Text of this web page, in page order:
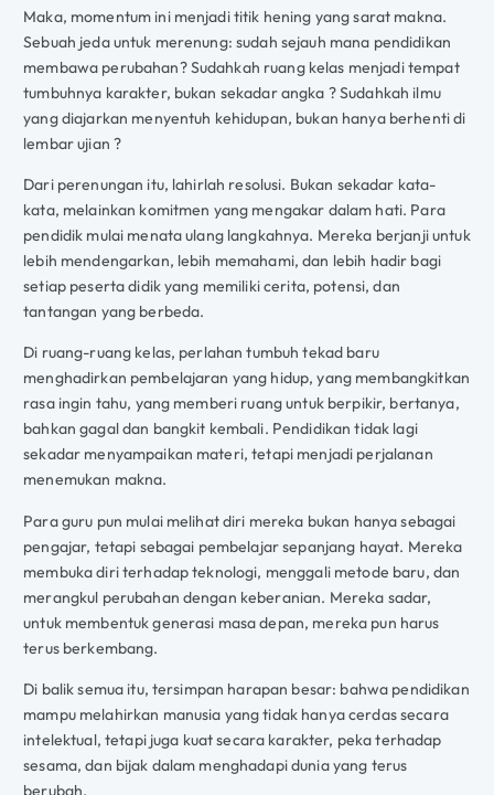
Maka, momentum ini menjadi titik hening yang sarat makna.
Sebuah jeda untuk merenung: sudah sejauh mana pendidikan
membawa perubahan? Sudahkah ruang kelas menjadi tempat
tumbuhnya karakter, bukan sekadar angka ? Sudahkah ilmu
yang diajarkan menyentuh kehidupan, bukan hanya berhenti di
lembar ujian ?
Dari perenungan itu, lahirlah resolusi. Bukan sekadar kata-
kata, melainkan komitmen yang mengakar dalam hati. Para
pendidik mulai menata ulang langkahnya. Mereka berjanji untuk
lebih mendengarkan, lebih memahami, dan lebih hadir bagi
setiap peserta didik yang memiliki cerita, potensi, dan
tantangan yang berbeda.
Di ruang-ruang kelas, perlahan tumbuh tekad baru
menghadirkan pembelajaran yang hidup, yang membangkitkan
rasa ingin tahu, yang memberi ruang untuk berpikir, bertanya,
bahkan gagal dan bangkit kembali. Pendidikan tidak lagi
sekadar menyampaikan materi, tetapi menjadi perjalanan
menemukan makna.
Para guru pun mulai melihat diri mereka bukan hanya sebagai
pengajar, tetapi sebagai pembelajar sepanjang hayat. Mereka
membuka diri terhadap teknologi, menggali metode baru, dan
merangkul perubahan dengan keberanian. Mereka sadar,
untuk membentuk generasi masa depan, mereka pun harus
terus berkembang.
Di balik semua itu, tersimpan harapan besar: bahwa pendidikan
mampu melahirkan manusia yang tidak hanya cerdas secara
intelektual, tetapi juga kuat secara karakter, peka terhadap
sesama, dan bijak dalam menghadapi dunia yang terus
berubah.